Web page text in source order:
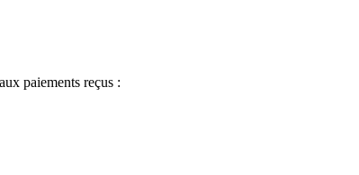
paiements reçus :